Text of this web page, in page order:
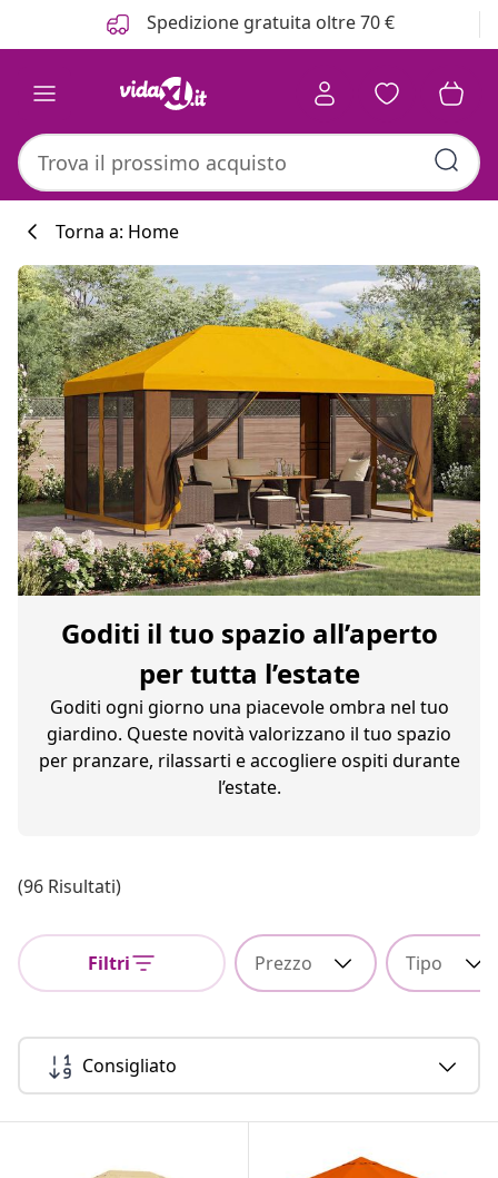
Spedizione gratuita oltre 70 €
Torna a: Home
Goditi il tuo spazio all’aperto
per tutta l’estate
Goditi ogni giorno una piacevole ombra nel tuo
giardino. Queste novità valorizzano il tuo spazio
per pranzare, rilassarti e accogliere ospiti durante
l’estate.
(96 Risultati)
Filtri Prezzo Tipo
Consigliato